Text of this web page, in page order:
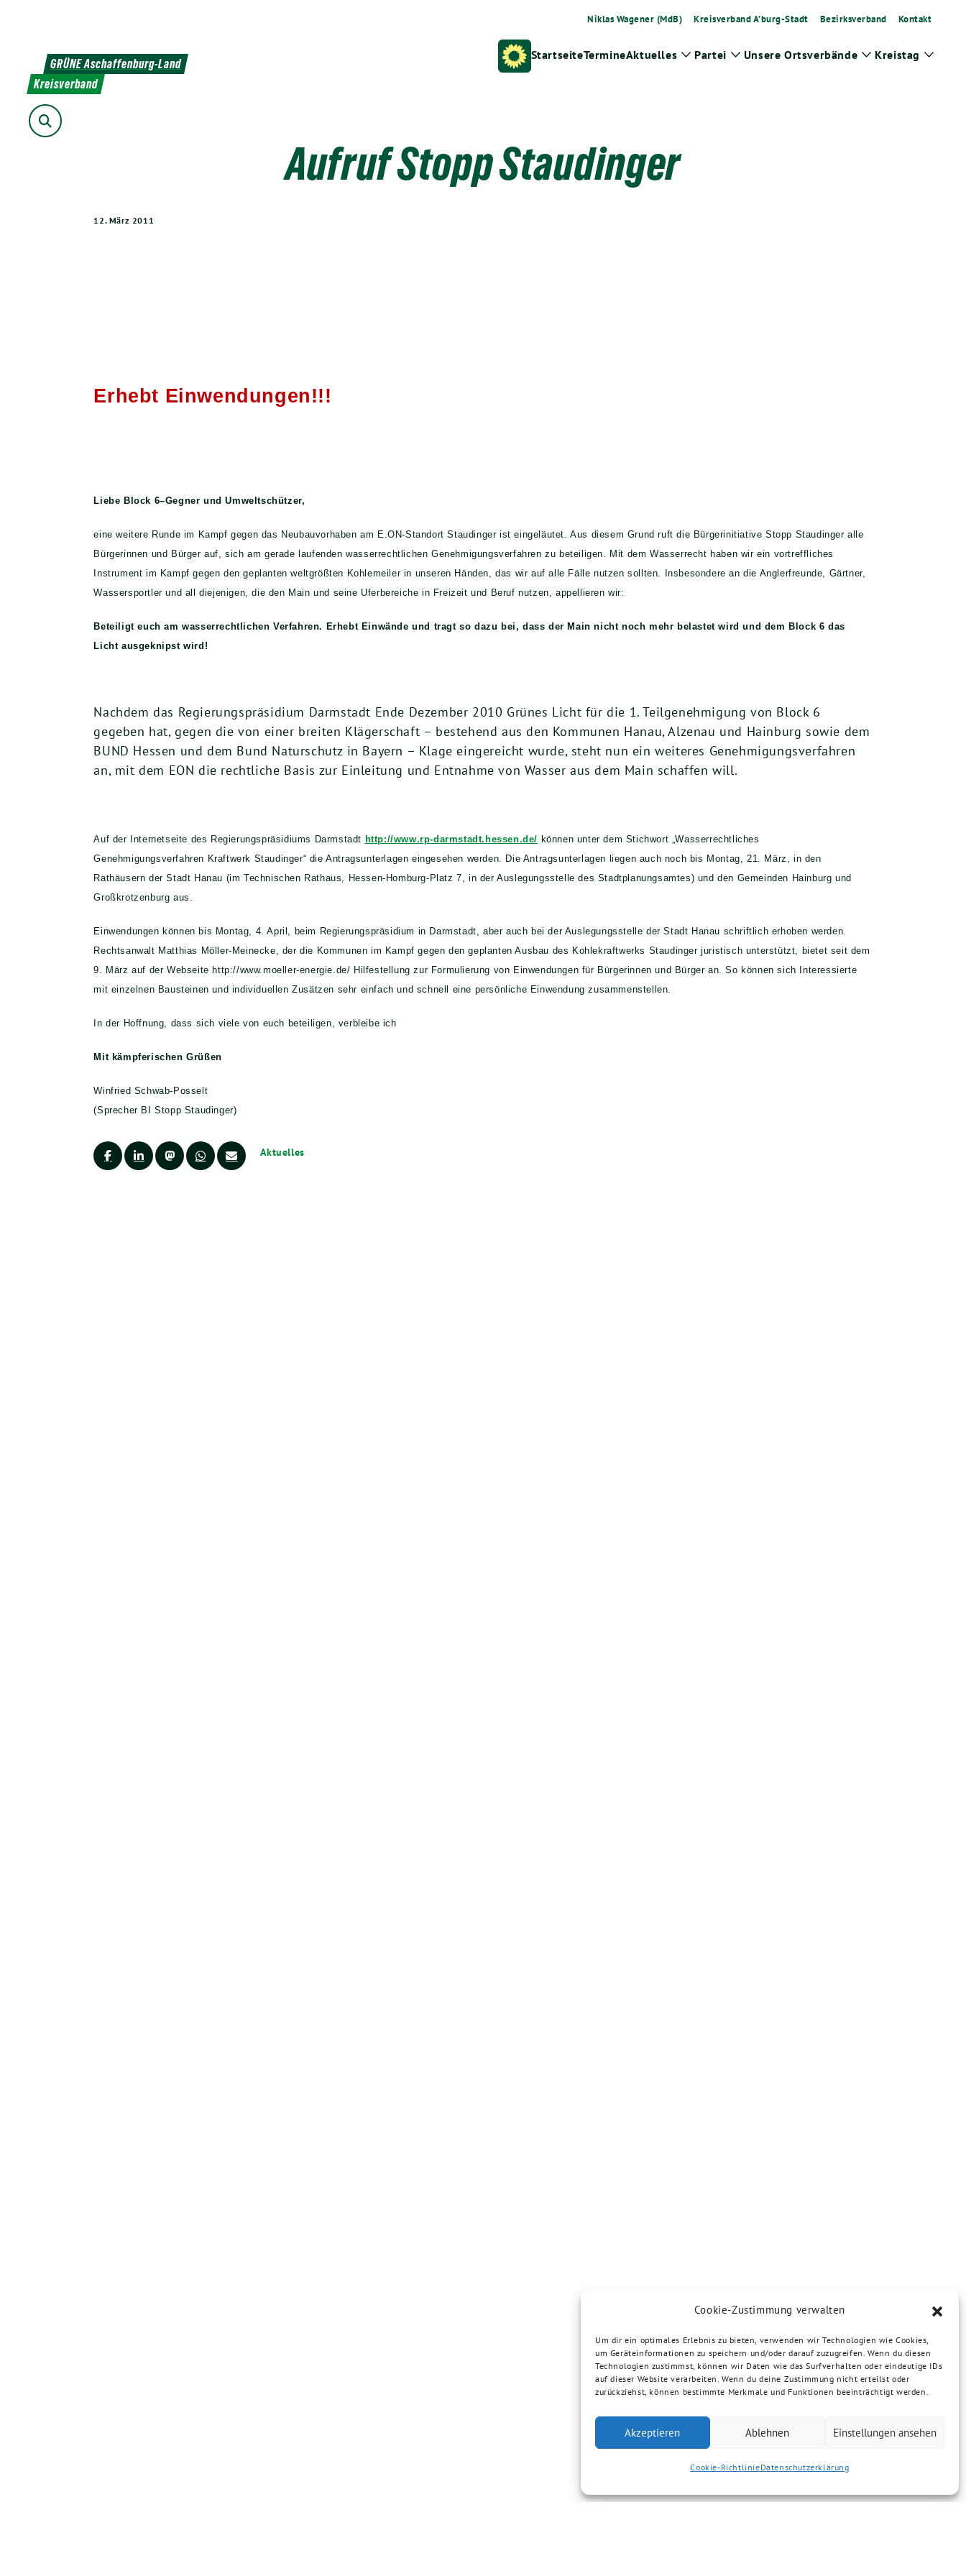
Cookie-Zustimmung verwalten
Um dir ein optimales Erlebnis zu bieten, verwenden wir Technologien wie Cookies,
um Geräteinformationen zu speichern und/oder darauf zuzugreifen. Wenn du diesen
Technologien zustimmst, können wir Daten wie das Surfverhalten oder eindeutige IDs
auf dieser Website verarbeiten. Wenn du deine Zustimmung nicht erteilst oder
zurückziehst, können bestimmte Merkmale und Funktionen beeinträchtigt werden.
Akzeptieren Ablehnen Einstellungen ansehen
Cookie-RichtlinieDatenschutzerklärung
Niklas Wagener (MdB) Kreisverband A’burg-Stadt Bezirksverband Kontakt
GRÜNE Aschaffenburg-Land
Kreisverband
Suche
StartseiteTermineAktuelles Zeige
Partei Zeige
Unsere Ortsverbände Zeige
Kreistag
Zeige
Aufruf Stopp Staudinger
12. März 2011
Erhebt Einwendungen!!!
Liebe Block 6–Gegner und Umweltschützer,
eine weitere Runde im Kampf gegen das Neubauvorhaben am E.ON-Standort Staudinger ist eingeläutet. Aus diesem Grund ruft die Bürgerinitiative Stopp Staudinger alle
Bürgerinnen und Bürger auf, sich am gerade laufenden wasserrechtlichen Genehmigungsverfahren zu beteiligen. Mit dem Wasserrecht haben wir ein vortreffliches
Instrument im Kampf gegen den geplanten weltgrößten Kohlemeiler in unseren Händen, das wir auf alle Fälle nutzen sollten. Insbesondere an die Anglerfreunde, Gärtner,
Wassersportler und all diejenigen, die den Main und seine Uferbereiche in Freizeit und Beruf nutzen, appellieren wir:
Beteiligt euch am wasserrechtlichen Verfahren. Erhebt Einwände und tragt so dazu bei, dass der Main nicht noch mehr belastet wird und dem Block 6 das
Licht ausgeknipst wird!
Nachdem das Regierungspräsidium Darmstadt Ende Dezember 2010 Grünes Licht für die 1. Teilgenehmigung von Block 6
gegeben hat, gegen die von einer breiten Klägerschaft – bestehend aus den Kommunen Hanau, Alzenau und Hainburg sowie dem
BUND Hessen und dem Bund Naturschutz in Bayern – Klage eingereicht wurde, steht nun ein weiteres Genehmigungs­ver­fahren
an, mit dem EON die rechtliche Basis zur Einleitung und Entnahme von Wasser aus dem Main schaffen will.
Auf der Internetseite des Regierungspräsidiums Darmstadt http://www.rp-darmstadt.hessen.de/ können unter dem Stichwort „Wasserrechtliches
Genehmigungsverfahren Kraftwerk Staudinger“ die Antragsunterlagen eingesehen werden. Die Antragsunterlagen liegen auch noch bis Montag, 21. März, in den
Rathäusern der Stadt Hanau (im Technischen Rathaus, Hessen-Homburg-Platz 7, in der Auslegungsstelle des Stadtplanungsamtes) und den Gemeinden Hainburg und
Großkrotzenburg aus.
Einwendungen können bis Montag, 4. April, beim Regierungspräsidium in Darmstadt, aber auch bei der Auslegungsstelle der Stadt Hanau schriftlich erhoben werden.
Rechtsanwalt Matthias Möller-Meinecke, der die Kommunen im Kampf gegen den geplanten Ausbau des Kohlekraftwerks Staudinger juristisch unterstützt, bietet seit dem
9. März auf der Webseite http://www.moeller-energie.de/ Hilfestellung zur Formulierung von Einwendungen für Bürgerinnen und Bürger an. So können sich Interessierte
mit einzelnen Bau­steinen und individuellen Zusätzen sehr einfach und schnell eine persönliche Einwendung zusammenstellen.
In der Hoffnung, dass sich viele von euch beteiligen, verbleibe ich
Mit kämpferischen Grüßen
Winfried Schwab-Posselt
(Sprecher BI Stopp Staudinger)
Aktuelles